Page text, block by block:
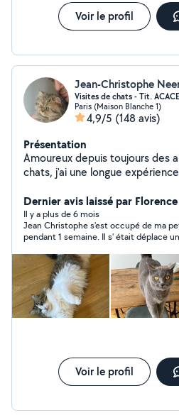
Voir le profil
Jean-Christophe
Visites de chats - Tit.
Paris (Maison Blanche 1)
4,9/5 (148 avis)
Présentation
Amoureux depuis toujours des
chats, j'ai une longue expérience avec
des félins. Je ne peux en
que mes deux chats mâles
d'un tiers matou. Je vous invite à
profil pour avoir une idée sur la
prestations. Je suis titulaire de l'ACACED (Attestation
de Connaissances pour les
d'Espèces Domestiques) qui
reconnue par le Ministere de
Souveraineté Alimentaire. Si
Dernier avis laissé par
Il y a plus de 6 mois
Jean Christophe s'est occupé de ma
pendant 1 semaine. Il s' était déplace
chaque jour et envoie des photos et
ferai sans aucun doute appel a jean
Voir le profil